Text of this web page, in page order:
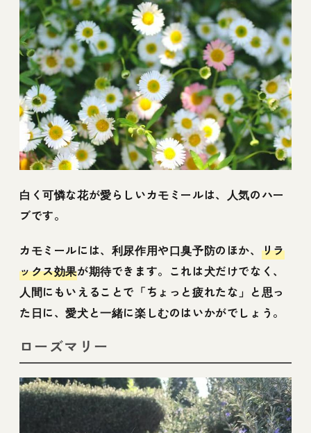
白く可憐な花が愛らしいカモミールは、人気のハー
ブです。
カモミールには、利尿作用や口臭予防のほか、 リラ
ックス効果が期待できます。これは犬だけでなく、
人間にもいえることで「ちょっと疲れたな」と思っ
た日に、愛犬と一緒に楽しむのはいかがでしょう。
ローズマリー